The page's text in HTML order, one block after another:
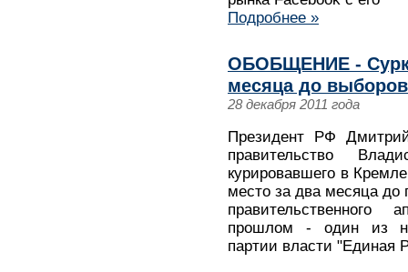
Подробнее »
ОБОБЩЕНИЕ -
месяца до
28 декабря 2011 года
Президент РФ
правительство
курировавшего в
место за два месяца до
прошлом - один из
партии власти "Единая